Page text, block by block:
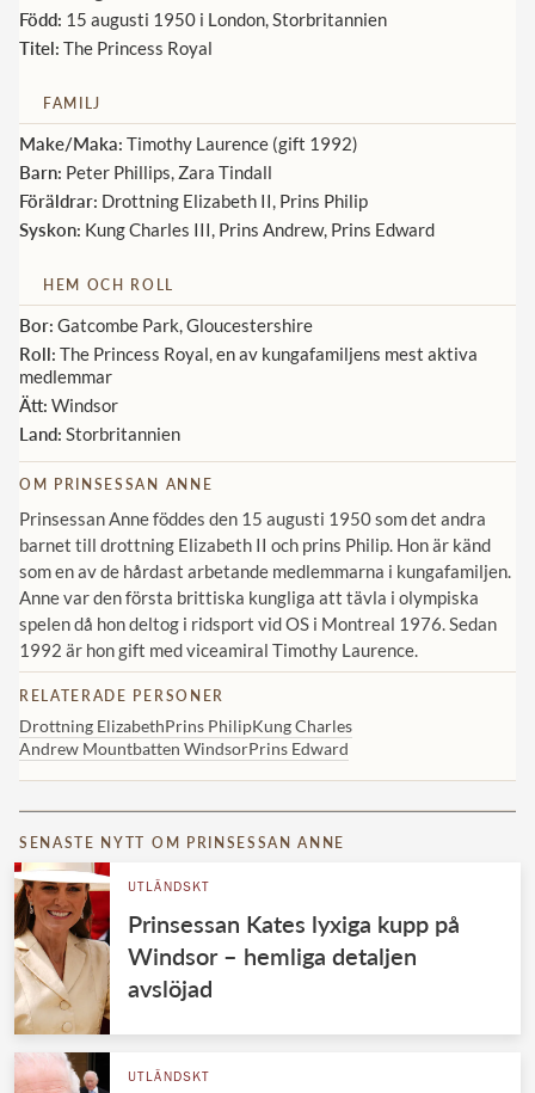
Brittiska kungahuset
Spanska kungahuset
Nederländska kungahuset
Belgiska kungahuset
Luxemburgska storhertighuset
Japanska kejsarhuset
Marockanska kungahuset
Monacos furstehus
REDAKTION
Född: 15 augusti 1950 i London, Storbritannien
Titel: The Princess Royal
FAMILJ
Make/Maka: Timothy Laurence (gift 1992)
Barn: Peter Phillips, Zara Tindall
Föräldrar: Drottning Elizabeth II, Prins Philip
Syskon: Kung Charles III, Prins Andrew, Prins Edward
HEM OCH ROLL
Bor: Gatcombe Park, Gloucestershire
Roll: The Princess Royal, en av kungafamiljens mest aktiva
medlemmar
Ätt: Windsor
Land: Storbritannien
OM PRINSESSAN ANNE
Prinsessan Anne föddes den 15 augusti 1950 som det andra
barnet till drottning Elizabeth II och prins Philip. Hon är känd
som en av de hårdast arbetande medlemmarna i kungafamiljen.
Anne var den första brittiska kungliga att tävla i olympiska
spelen då hon deltog i ridsport vid OS i Montreal 1976. Sedan
1992 är hon gift med viceamiral Timothy Laurence.
RELATERADE PERSONER
Drottning ElizabethPrins PhilipKung Charles
Andrew Mountbatten WindsorPrins Edward
SENASTE NYTT OM PRINSESSAN ANNE
UTLÄNDSKT
Prinsessan Kates lyxiga kupp på
Windsor – hemliga detaljen
avslöjad
UTLÄNDSKT